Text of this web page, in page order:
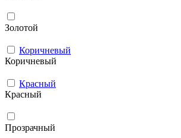
Золотой
Коричневый
Коричневый
Красный
Красный
Прозрачный